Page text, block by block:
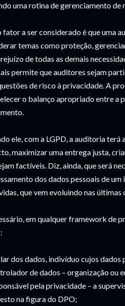
uma rotina de gerenciamento
a ser considerado é que uma
temas como proteção,
de todas as demais
permite que auditores sejam
de risco à privacidade. A
o balanço apropriado entre a
ele, com a LGPD, a auditoria
maximizar uma entrega justa,
factíveis. Diz, ainda, que será
dos dados pessoais de
que vem evoluindo nas últimas
em qualquer framework de
dos dados, indivíduo cujos dados
de dados – organização ou
pela privacidade – a
na figura do DPO;